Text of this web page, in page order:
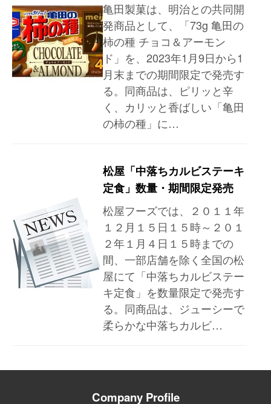
亀田製菓は、明治との共同開
発商品として、「73g 亀田の
柿の種 チョコ＆アーモン
ド」を、2023年1月9日から1
月末までの期間限定で発売す
る。同商品は、ピリッと辛
く、カリッと香ばしい「亀田
の柿の種」に…
松屋「中落ちカルビステーキ
定食」数量・期間限定発売
松屋フーズでは、２０１１年
１２月１５日１５時～２０１
２年１月４日１５時までの
間、一部店舗を除く全国の松
屋にて「中落ちカルビステー
キ定食」を数量限定で発売す
る。同商品は、ジューシーで
柔らかな中落ちカルビ…
Company Profile